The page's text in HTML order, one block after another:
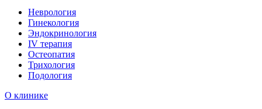
Неврология
Гинекология
Эндокринология
IV терапия
Остеопатия
Трихология
Подология
О клинике